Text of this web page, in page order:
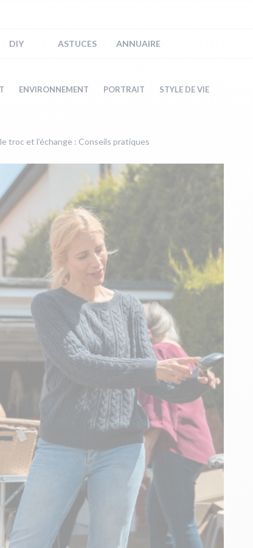
DIY ASTUCES ANNUAIRE
ENVIRONNEMENT PORTRAIT STYLE DE VIE
troc et l’échange : Conseils pratiques